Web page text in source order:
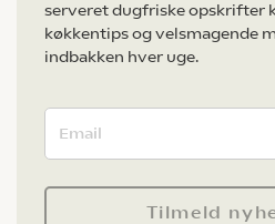
serveret dugfriske opskrifter
køkkentips og velsmagende
indbakken hver uge.
Tilmeld